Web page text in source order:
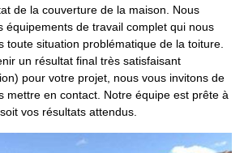
de la couverture de la maison. Nous
équipements de travail complet qui nous
toute situation problématique de la toiture.
un résultat final très satisfaisant
pour votre projet, nous vous invitons de
mettre en contact. Notre équipe est prête à
vos résultats attendus.